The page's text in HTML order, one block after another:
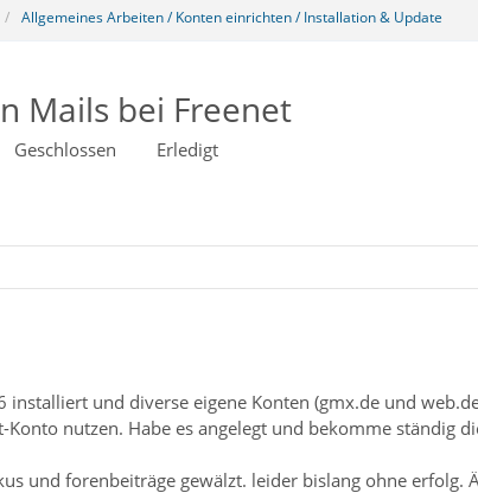
Allgemeines Arbeiten / Konten einrichten / Installation & Update
Mails bei Freenet
Geschlossen Erledigt
installiert und diverse eigene Konten (gmx.de und
Konto nutzen. Habe es angelegt und bekomme ständig
und forenbeiträge gewälzt. leider bislang ohne